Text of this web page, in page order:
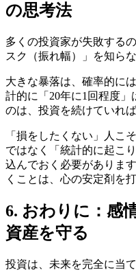
の思考法
多くの投資家が失敗する
スク（振れ幅）」を知ら
大きな暴落は、確率的に
計的に「20年に1回程度
のは、投資を続けていれ
「損をしたくない」人こ
ではなく「統計的に起こ
込んでおく必要がありま
くことは、心の安定剤を
6. おわりに：感
資産を守る
投資は、未来を完全に当